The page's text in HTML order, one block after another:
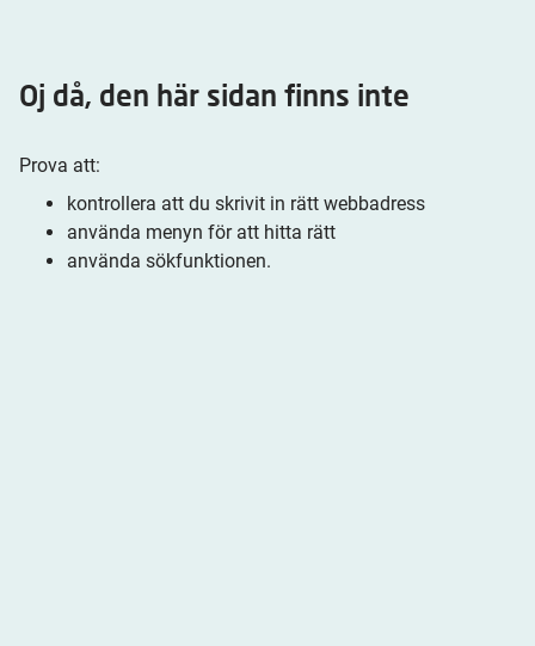
Oj då, den här sidan finns inte
Prova att:
kontrollera att du skrivit in rätt webbadress
använda menyn för att hitta rätt
använda sökfunktionen.